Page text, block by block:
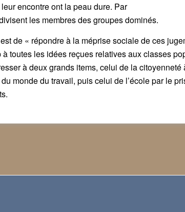
encontre ont la peau dure. Par
les membres des groupes dominés.
de « répondre à la méprise sociale de ces
toutes les idées reçues relatives aux classes
à deux grands items, celui de la citoyenneté
monde du travail, puis celui de l’école par le